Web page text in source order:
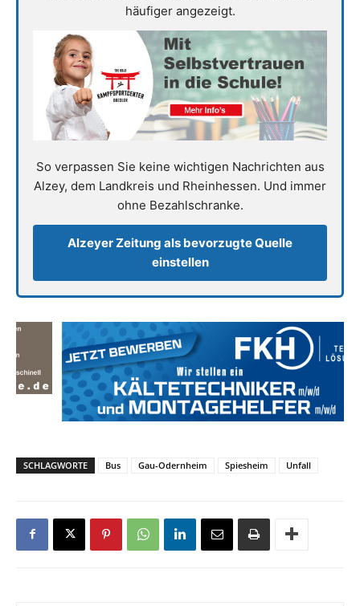
häufiger angezeigt.
So verpassen Sie keine wichtigen Nachrichten aus
Alzey, dem Landkreis und Rheinhessen. Und immer
ohne Bezahlschranke.
Alzeyer Zeitung als bevorzugte Quelle
einstellen
SCHLAGWORTE Bus Gau-Odernheim Spiesheim Unfall